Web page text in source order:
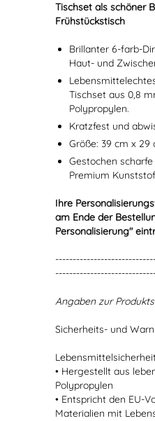
Tischset als schöner
Frühstückstisch
Brillanter 6-farb-
Haut- und
Tischset aus 0,8
Polypropylen.
Kratzfest und
Größe: 39 cm x 29
Gestochen
Premium
Ihre
am Ende der
Personalisierung"
Angaben zur
Sicherheits- und
• Hergestellt aus
Polypropylen
• Entspricht den EU-
Materialien mit